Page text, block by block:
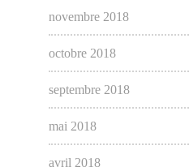
novembre 2018
octobre 2018
septembre 2018
mai 2018
avril 2018